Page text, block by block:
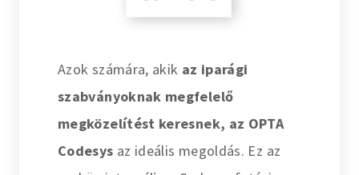
Azok számára, akik az iparági
szabványoknak megfelelő
megközelítést keresnek, az OPTA
Codesys az ideális megoldás. Ez az